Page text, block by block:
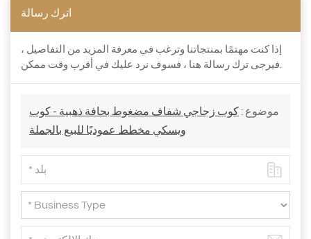
اترك رسالة
إذا كنت مهتمًا بمنتجاتنا وترغب في معرفة المزيد من التفاصيل ،
موضوع : كوب زجاجي شفاف مضغوط بحافة ذهبية - كوب
ويسكي مخطط عموديًا للبيع بالجملة